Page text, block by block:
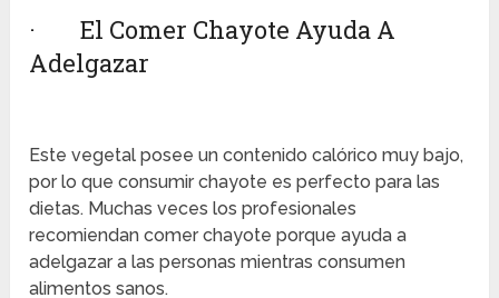
· El Comer Chayote Ayuda A
Adelgazar
Este vegetal posee un contenido calórico muy bajo,
por lo que consumir chayote es perfecto para las
dietas. Muchas veces los profesionales
recomiendan comer chayote porque ayuda a
adelgazar a las personas mientras consumen
alimentos sanos.